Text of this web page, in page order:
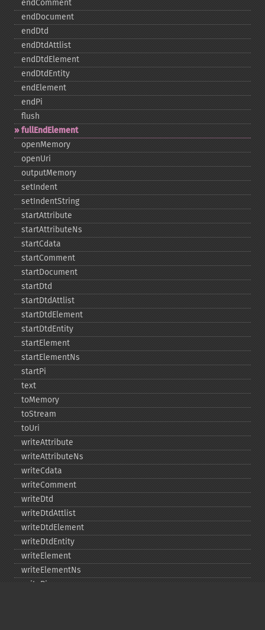
endComment
endDocument
endDtd
endDtdAttlist
endDtdElement
endDtdEntity
endElement
endPi
flush
fullEndElement
openMemory
openUri
outputMemory
setIndent
setIndentString
startAttribute
startAttributeNs
startCdata
startComment
startDocument
startDtd
startDtdAttlist
startDtdElement
startDtdEntity
startElement
startElementNs
startPi
text
toMemory
toStream
toUri
writeAttribute
writeAttributeNs
writeCdata
writeComment
writeDtd
writeDtdAttlist
writeDtdElement
writeDtdEntity
writeElement
writeElementNs
writePi